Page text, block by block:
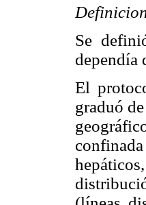
Se
dependía
El
graduó